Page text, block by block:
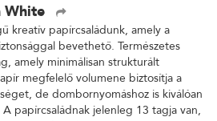
White
kreatív papírcsaládunk, amely a
bevethető. Természetes
amely minimálisan strukturált
megfelelő volumene biztosítja a
de dombornyomáshoz is kiválóan
papírcsaládnak jelenleg 13 tagja van,